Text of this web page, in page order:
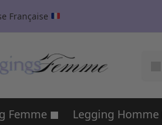
Française
Femme Legging Homme